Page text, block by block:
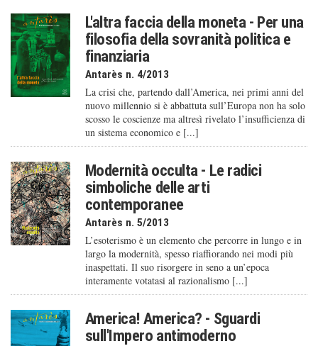
L'altra faccia della moneta - Per una
filosofia della sovranità politica e
finanziaria
Antarès n. 4/2013
La crisi che, partendo dall’America, nei primi anni del
nuovo millennio si è abbattuta sull’Europa non ha solo
scosso le coscienze ma altresì rivelato l’insufficienza di
un sistema economico e [...]
Modernità occulta - Le radici
simboliche delle arti
contemporanee
Antarès n. 5/2013
L’esoterismo è un elemento che percorre in lungo e in
largo la modernità, spesso riaffiorando nei modi più
inaspettati. Il suo risorgere in seno a un’epoca
interamente votatasi al razionalismo [...]
America! America? - Sguardi
sull'Impero antimoderno